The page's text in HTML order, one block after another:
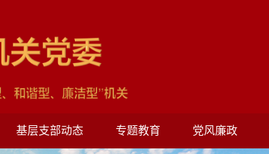
基层支部动态 专题教育 党风廉政